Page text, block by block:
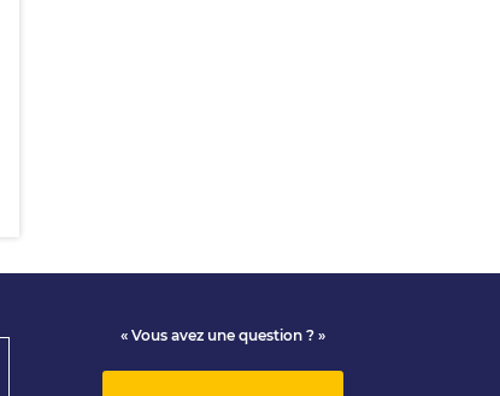
« Vous avez une question ? »